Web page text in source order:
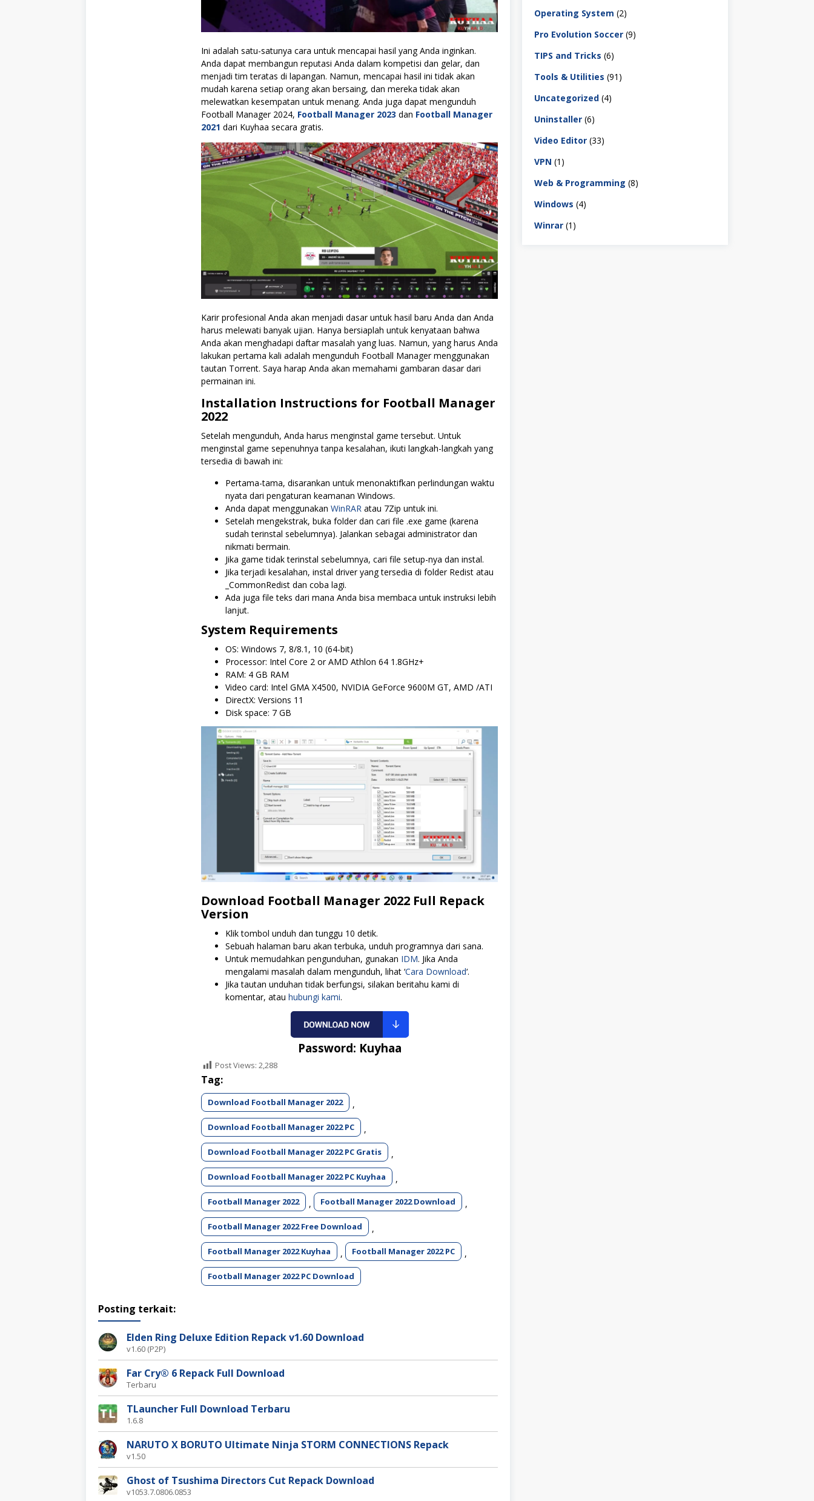
Ini adalah satu-satunya cara untuk mencapai hasil yang Anda inginkan.
Anda dapat membangun reputasi Anda dalam kompetisi dan gelar, dan
menjadi tim teratas di lapangan. Namun, mencapai hasil ini tidak akan
mudah karena setiap orang akan bersaing, dan mereka tidak akan
melewatkan kesempatan untuk menang. Anda juga dapat mengunduh
Football Manager 2024, Football Manager 2023 dan Football Manager
2021 dari Kuyhaa secara gratis.
Karir profesional Anda akan menjadi dasar untuk hasil baru Anda dan Anda
harus melewati banyak ujian. Hanya bersiaplah untuk kenyataan bahwa
Anda akan menghadapi daftar masalah yang luas. Namun, yang harus Anda
lakukan pertama kali adalah mengunduh Football Manager menggunakan
tautan Torrent. Saya harap Anda akan memahami gambaran dasar dari
permainan ini.
Installation Instructions for Football Manager
2022
Setelah mengunduh, Anda harus menginstal game tersebut. Untuk
menginstal game sepenuhnya tanpa kesalahan, ikuti langkah-langkah yang
tersedia di bawah ini:
Pertama-tama, disarankan untuk menonaktifkan perlindungan waktu
nyata dari pengaturan keamanan Windows.
Anda dapat menggunakan WinRAR atau 7Zip untuk ini.
Setelah mengekstrak, buka folder dan cari file .exe game (karena
sudah terinstal sebelumnya). Jalankan sebagai administrator dan
nikmati bermain.
Jika game tidak terinstal sebelumnya, cari file setup-nya dan instal.
Jika terjadi kesalahan, instal driver yang tersedia di folder Redist atau
_CommonRedist dan coba lagi.
Ada juga file teks dari mana Anda bisa membaca untuk instruksi lebih
lanjut.
System Requirements
OS: Windows 7, 8/8.1, 10 (64-bit)
Processor: Intel Core 2 or AMD Athlon 64 1.8GHz+
RAM: 4 GB RAM
Video card: Intel GMA X4500, NVIDIA GeForce 9600M GT, AMD /ATI
DirectX: Versions 11
Disk space: 7 GB
Download Football Manager 2022 Full Repack
Version
Klik tombol unduh dan tunggu 10 detik.
Sebuah halaman baru akan terbuka, unduh programnya dari sana.
Untuk memudahkan pengunduhan, gunakan IDM. Jika Anda
mengalami masalah dalam mengunduh, lihat ‘Cara Download‘.
Jika tautan unduhan tidak berfungsi, silakan beritahu kami di
komentar, atau hubungi kami.
Password: Kuyhaa
Post Views: 2,288
Tag:
Download Football Manager 2022 ,
Download Football Manager 2022 PC ,
Download Football Manager 2022 PC Gratis ,
Download Football Manager 2022 PC Kuyhaa ,
Football Manager 2022 , Football Manager 2022 Download ,
Football Manager 2022 Free Download ,
Football Manager 2022 Kuyhaa , Football Manager 2022 PC ,
Football Manager 2022 PC Download
Posting terkait:
Elden Ring Deluxe Edition Repack v1.60 Download
v1.60 (P2P)
Far Cry® 6 Repack Full Download
Terbaru
TLauncher Full Download Terbaru
1.6.8
NARUTO X BORUTO Ultimate Ninja STORM CONNECTIONS Repack
v1.50
Ghost of Tsushima Directors Cut Repack Download
v1053.7.0806.0853
Operating System (2)
Pro Evolution Soccer (9)
TIPS and Tricks (6)
Tools & Utilities (91)
Uncategorized (4)
Uninstaller (6)
Video Editor (33)
VPN (1)
Web & Programming (8)
Windows (4)
Winrar (1)